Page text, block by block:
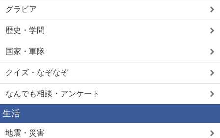
グラビア
歴史・学問
国家・軍隊
クイズ・なぞなぞ
なんでも相談・アンケート
生活
地震・災害